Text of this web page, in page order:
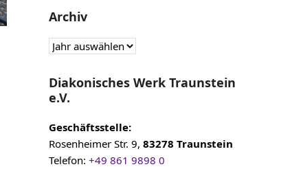
Archiv
Diakonisches Werk Traunstein
e.V.
Geschäftsstelle:
Rosenheimer Str. 9, 83278 Traunstein
Telefon: +49 861 9898 0